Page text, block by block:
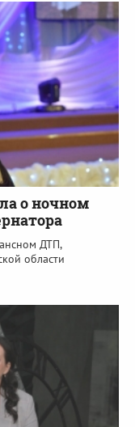
о ночном
ДТП,
области